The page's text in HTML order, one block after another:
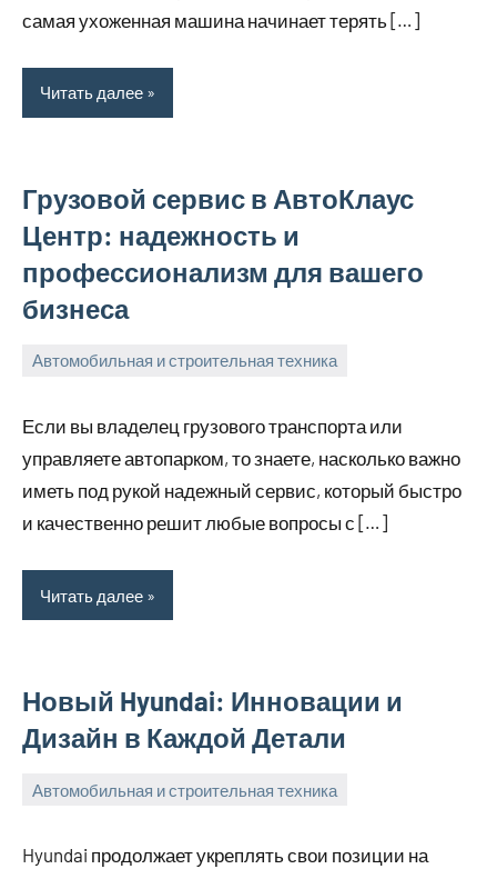
самая ухоженная машина начинает терять […]
Читать далее
Грузовой сервис в АвтоКлаус
Центр: надежность и
профессионализм для вашего
бизнеса
Автомобильная и строительная техника
2025
Если вы владелец грузового транспорта или
управляете автопарком, то знаете, насколько важно
иметь под рукой надежный сервис, который быстро
и качественно решит любые вопросы с […]
Читать далее
Новый Hyundai: Инновации и
Дизайн в Каждой Детали
Автомобильная и строительная техника
2025
Hyundai продолжает укреплять свои позиции на